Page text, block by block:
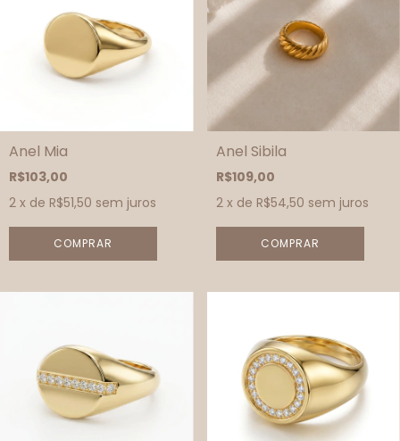
Anel Mia
R$103,00
2 x de R$51,50 sem juros
COMPRAR
Anel Sibila
R$109,00
2 x de R$54,50 sem juros
COMPRAR